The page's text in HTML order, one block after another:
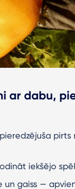
ar dabu,
pirts
iekšējo
gaiss —